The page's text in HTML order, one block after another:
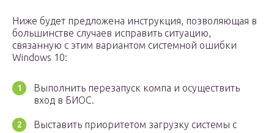
Ниже будет предложена инструкция, позволяющая в
большинстве случаев исправить ситуацию,
связанную с этим вариантом системной ошибки
Windows 10:
Выполнить перезапуск компа и осуществить
вход в БИОС.
Выставить приоритетом загрузку системы с